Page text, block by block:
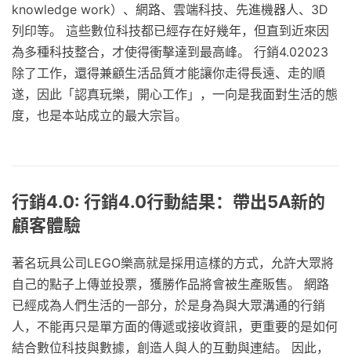
knowledge work）、網路、雲端科技、先進機器人、3D
列印等。 這些數位科技都已經存在好幾年，但直到近來因
為多種科技整合，才使得衝擊達到最高峰。 行銷4.02023
除了工作，還得兼顧生活品質才能讓你走得長遠、走的順
遂，因此「認真玩樂，開心工作」，一向是我面對生活的態
度，也是本站成立的最大宗旨。
行銷4.0: 行銷4.0行動結果：帶出5A新的
顧客體驗
著名玩具公司LEGO樂高就是採用這樣的方式，允許大眾將
自己的點子上傳並投票，獲勝作品將會被生產販售。 網路
已經成為人們生活的一部分，於是身為與大眾溝通的行銷
人，不能再只是單方面的傳遞或接收資訊，更重要的是如何
結合數位科技與數據，創造人與人的互動與連結。 因此，